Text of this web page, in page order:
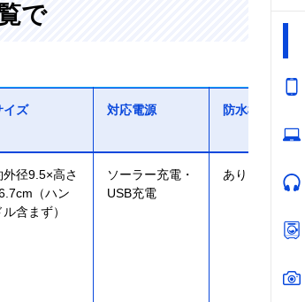
で
イズ 対応電源 防水機能
外径9.5×高さ
（ハン
ル含まず）
ソーラー充電・
USB充電
あり